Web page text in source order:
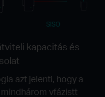
SISO
kapacitás és
azt jelenti, hogy a
vfázistt